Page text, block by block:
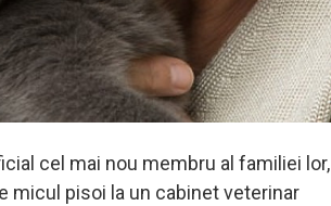
cel mai nou membru al familiei lor,
micul pisoi la un cabinet veterinar